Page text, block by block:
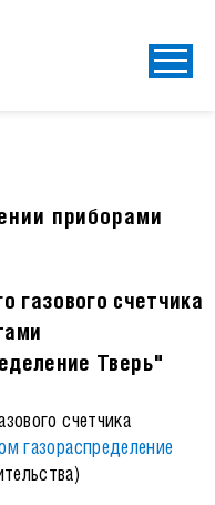
приборами
газового счетчика
Тверь"
счетчика
газораспределение